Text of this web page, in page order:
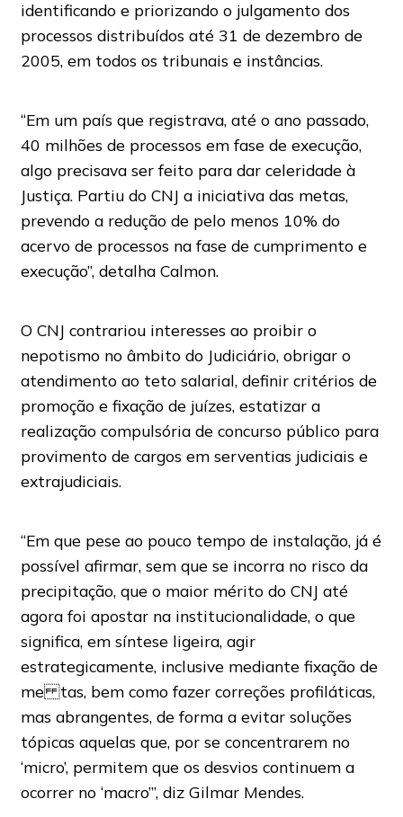
identificando e priorizando o julgamento dos
processos distribuídos até 31 de dezembro de
2005, em todos os tribunais e instâncias.
“Em um país que registrava, até o ano passado,
40 milhões de processos em fase de execução,
algo precisava ser feito para dar celeridade à
Justiça. Partiu do CNJ a iniciativa das metas,
prevendo a redução de pelo menos 10% do
acervo de processos na fase de cumprimento e
execução”, detalha Calmon.
O CNJ contrariou interesses ao proibir o
nepotismo no âmbito do Judiciário, obrigar o
atendimento ao teto salarial, definir critérios de
promoção e fixação de juízes, estatizar a
realização compulsória de concurso público para
provimento de cargos em serventias judiciais e
extrajudiciais.
“Em que pese ao pouco tempo de instalação, já é
possível afirmar, sem que se incorra no risco da
precipitação, que o maior mérito do CNJ até
agora foi apostar na institucionalidade, o que
significa, em síntese ligeira, agir
estrategicamente, inclusive mediante fixação de
me tas, bem como fazer correções profiláticas,
mas abrangentes, de forma a evitar soluções
tópicas aquelas que, por se concentrarem no
‘micro’, permitem que os desvios continuem a
ocorrer no ‘macro’”, diz Gilmar Mendes.